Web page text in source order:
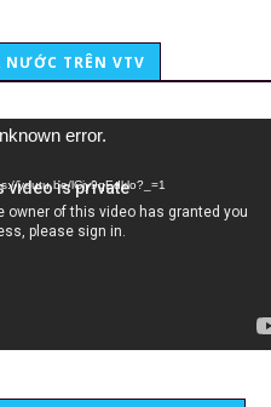
NƯỚC TRÊN VTV
error.
youtu.be/lCiy9qEdklo?_=1